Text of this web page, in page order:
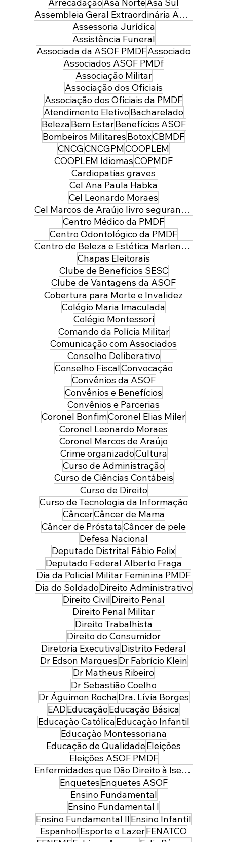
ArrecadaçãoAsa NorteAsa Sul
Assembleia Geral Extraordinária ASOF PMDF
Assessoria Jurídica
Assistência Funeral
Associada da ASOF PMDFAssociado
Associados ASOF PMDf
Associação Militar
Associação dos Oficiais
Associação dos Oficiais da PMDF
Atendimento EletivoBacharelado
BelezaBem EstarBenefícios ASOF
Bombeiros MilitaresBotoxCBMDF
CNCGCNCGPMCOOPLEM
COOPLEM IdiomasCOPMDF
Cardiopatias graves
Cel Ana Paula Habka
Cel Leonardo Moraes
Cel Marcos de Araújo livro segurança pública
Centro Médico da PMDF
Centro Odontológico da PMDF
Centro de Beleza e Estética Marlene Leal
Chapas Eleitorais
Clube de Benefícios SESC
Clube de Vantagens da ASOF
Cobertura para Morte e Invalidez
Colégio Maria Imaculada
Colégio Montessori
Comando da Polícia Militar
Comunicação com Associados
Conselho Deliberativo
Conselho FiscalConvocação
Convênios da ASOF
Convênios e Benefícios
Convênios e Parcerias
Coronel BonfimCoronel Elias Miler
Coronel Leonardo Moraes
Coronel Marcos de Araújo
Crime organizadoCultura
Curso de Administração
Curso de Ciências Contábeis
Curso de Direito
Curso de Tecnologia da Informação
CâncerCâncer de Mama
Câncer de PróstataCâncer de pele
Defesa Nacional
Deputado Distrital Fábio Felix
Deputado Federal Alberto Fraga
Dia da Policial Militar Feminina PMDF
Dia do SoldadoDireito Administrativo
Direito CivilDireito Penal
Direito Penal Militar
Direito Trabalhista
Direito do Consumidor
Diretoria ExecutivaDistrito Federal
Dr Edson MarquesDr Fabrício Klein
Dr Matheus Ribeiro
Dr Sebastião Coelho
Dr Águimon RochaDra. Lívia Borges
EADEducaçãoEducação Básica
Educação CatólicaEducação Infantil
Educação Montessoriana
Educação de QualidadeEleições
Eleições ASOF PMDF
Enfermidades que Dão Direito à Isenção de Imposto de Renda
EnquetesEnquetes ASOF
Ensino Fundamental
Ensino Fundamental I
Ensino Fundamental IIEnsino Infantil
EspanholEsporte e LazerFENATCO